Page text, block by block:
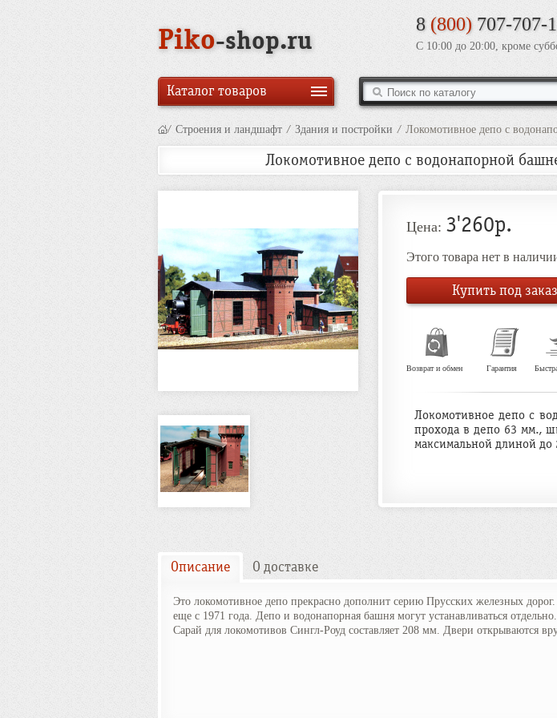
Piko-shop.ru
8 (800)707-707-1
С 10:00 до 20:00, кроме
Каталог товаров
/ Строения и ландшафт / Здания и постройки / Локомотивное депо с
Локомотивное депо с водонапорной
Цена: 3'260р.
Этого товара нет в
Купить под заказ
Возврат и обмен Гарантия
Локомотивное депо с
прохода в депо 63 мм.,
максимальной длиной до
Описание О доставке
Это локомотивное депо прекрасно дополнит серию Прусских железных
еще с 1971 года. Депо и водонапорная башня могут устанавливаться
Сарай для локомотивов Сингл-Роуд составляет 208 мм. Двери открываются